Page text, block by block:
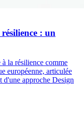
: un
à la résilience comme
européenne, articulée
d'une approche Design